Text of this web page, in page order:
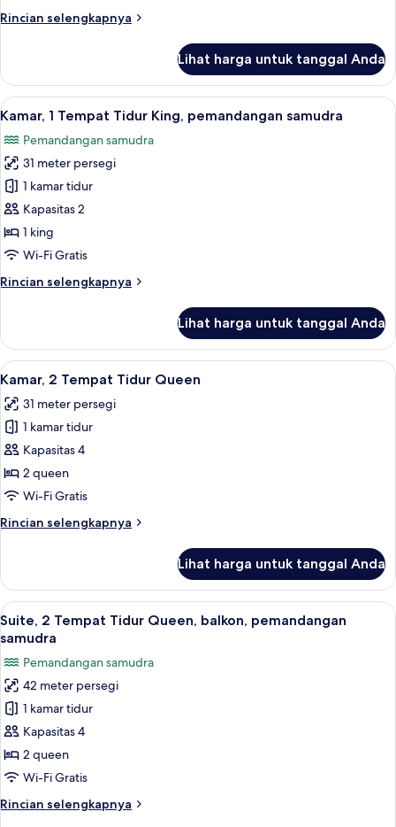
balkon,
Rincian selengkapnya
Rincian
Suite,
Tempat
King,
balkon,
pemandangan
samudra
Lihat harga untuk tanggal Anda
Lihat
semua
foto
untuk
Kamar,
1
Tempat
Tidur
pemandangan
Kamar, 1 Tempat Tidur King,
7
Kamar, 1 Tempat Tidur King, pemandangan samudra
Pemandangan samudra
31 meter persegi
1 kamar tidur
Kapasitas 2
1 king
Wi-Fi Gratis
Rincian selengkapnya
Rincian
Kamar,
Tempat
King,
pemandangan
samudra
Lihat harga untuk tanggal Anda
Lihat
semua
foto
untuk
Kamar,
2
Tempat
Queen
Seprai antialergi, bantalan ekstra
7
Kamar, 2 Tempat Tidur Queen
31 meter persegi
1 kamar tidur
Kapasitas 4
2 queen
Wi-Fi Gratis
Rincian selengkapnya
Rincian
Kamar,
Tempat
Tidur
Lihat harga untuk tanggal Anda
Lihat
semua
untuk
Suite,
2
Tempat
Tidur
Queen,
pemandangan
Suite, 2 Tempat Tidur Queen,
9
Suite, 2 Tempat Tidur Queen, balkon, pemandangan
samudra
Pemandangan samudra
42 meter persegi
1 kamar tidur
Kapasitas 4
2 queen
Wi-Fi Gratis
Rincian selengkapnya
Rincian